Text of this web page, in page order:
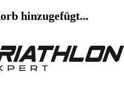
hinzugefügt...